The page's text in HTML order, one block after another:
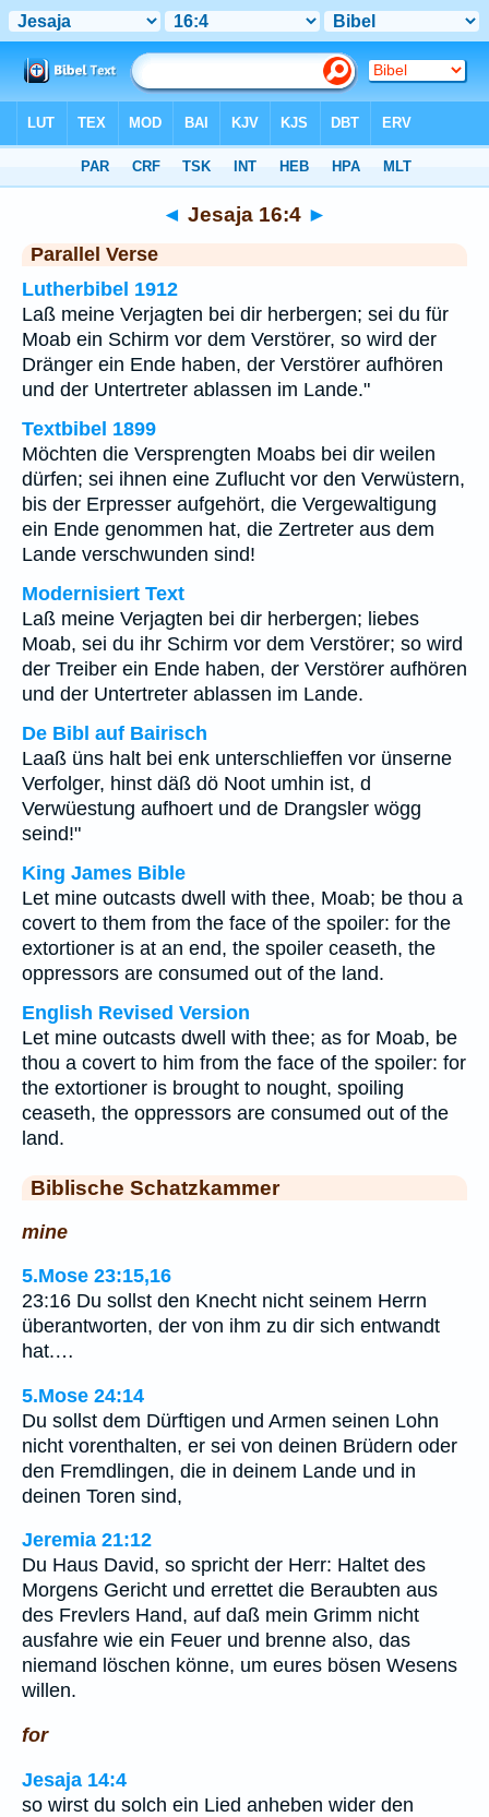
◄ Jesaja 16:4 ►
Parallel Verse
Lutherbibel 1912
Laß meine Verjagten bei dir herbergen; sei du für
Moab ein Schirm vor dem Verstörer, so wird der
Dränger ein Ende haben, der Verstörer aufhören
und der Untertreter ablassen im Lande."
Textbibel 1899
Möchten die Versprengten Moabs bei dir weilen
dürfen; sei ihnen eine Zuflucht vor den Verwüstern,
bis der Erpresser aufgehört, die Vergewaltigung
ein Ende genommen hat, die Zertreter aus dem
Lande verschwunden sind!
Modernisiert Text
Laß meine Verjagten bei dir herbergen; liebes
Moab, sei du ihr Schirm vor dem Verstörer; so wird
der Treiber ein Ende haben, der Verstörer aufhören
und der Untertreter ablassen im Lande.
De Bibl auf Bairisch
Laaß üns halt bei enk unterschlieffen vor ünserne
Verfolger, hinst däß dö Noot umhin ist, d
Verwüestung aufhoert und de Drangsler wögg
seind!"
King James Bible
Let mine outcasts dwell with thee, Moab; be thou a
covert to them from the face of the spoiler: for the
extortioner is at an end, the spoiler ceaseth, the
oppressors are consumed out of the land.
English Revised Version
Let mine outcasts dwell with thee; as for Moab, be
thou a covert to him from the face of the spoiler: for
the extortioner is brought to nought, spoiling
ceaseth, the oppressors are consumed out of the
land.
Biblische Schatzkammer
mine
5.Mose 23:15,16
23:16 Du sollst den Knecht nicht seinem Herrn
überantworten, der von ihm zu dir sich entwandt
hat.…
5.Mose 24:14
Du sollst dem Dürftigen und Armen seinen Lohn
nicht vorenthalten, er sei von deinen Brüdern oder
den Fremdlingen, die in deinem Lande und in
deinen Toren sind,
Jeremia 21:12
Du Haus David, so spricht der Herr: Haltet des
Morgens Gericht und errettet die Beraubten aus
des Frevlers Hand, auf daß mein Grimm nicht
ausfahre wie ein Feuer und brenne also, das
niemand löschen könne, um eures bösen Wesens
willen.
for
Jesaja 14:4
so wirst du solch ein Lied anheben wider den